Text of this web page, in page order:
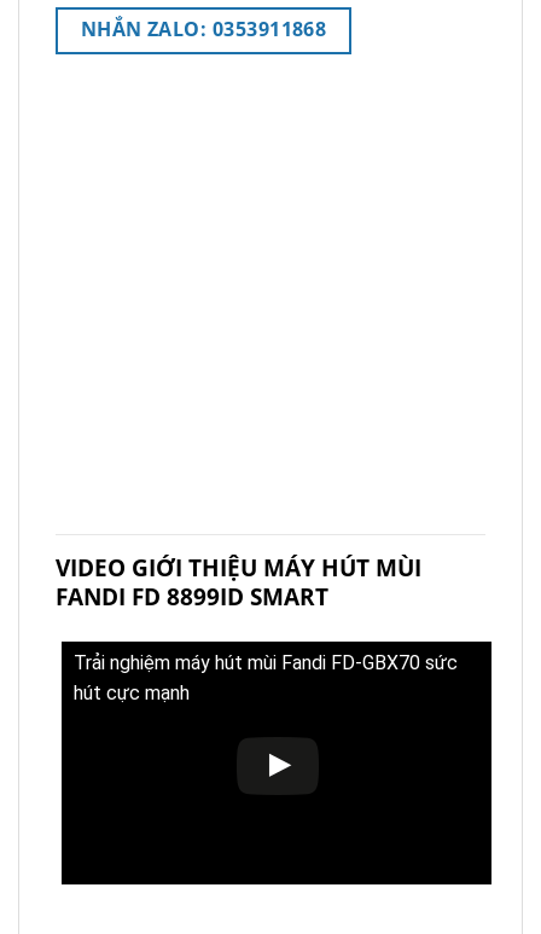
NHẮN ZALO: 0353911868
VIDEO GIỚI THIỆU MÁY HÚT MÙI
FANDI FD 8899ID SMART
Trải nghiệm máy hút mùi Fandi FD-GBX70 sức
hút cực mạnh